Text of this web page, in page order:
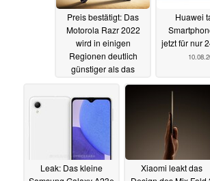
Preis bestätigt: Das
Motorola Razr 2022
wird in einigen
Regionen deutlich
günstiger als das
Samsung Galaxy Z
Flip410.08.2022
Huawei
jetzt für nur
Leak: Das kleine
Xiaomi leakt das